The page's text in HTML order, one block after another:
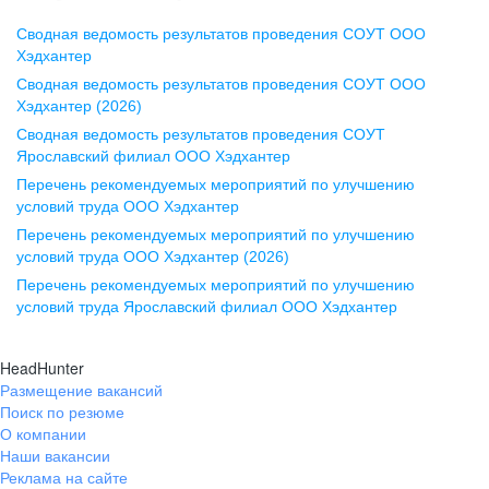
Воронеж
ул. Комиссаржевской, д. 10,
офис 1212
+7 473 280-05-05
pr@vrn.hh.ru
ул. Спартаковская, д. 2А, этаж 3,
помещение 15
+7 843 212-12-50
Екатеринбург
ул. Боевых Дружин, стр. 20,
+7 343 226-79-99
Сводная ведомость результатов проведения СОУТ ООО
Хэдхантер
Сводная ведомость результатов проведения СОУТ ООО
Хэдхантер (2026)
Сводная ведомость результатов проведения СОУТ
Ярославский филиал ООО Хэдхантер
Перечень рекомендуемых мероприятий по улучшению
условий труда ООО Хэдхантер
Перечень рекомендуемых мероприятий по улучшению
условий труда ООО Хэдхантер (2026)
Перечень рекомендуемых мероприятий по улучшению
условий труда Ярославский филиал ООО Хэдхантер
HeadHunter
Размещение вакансий
Поиск по резюме
О компании
Наши вакансии
Реклама на сайте